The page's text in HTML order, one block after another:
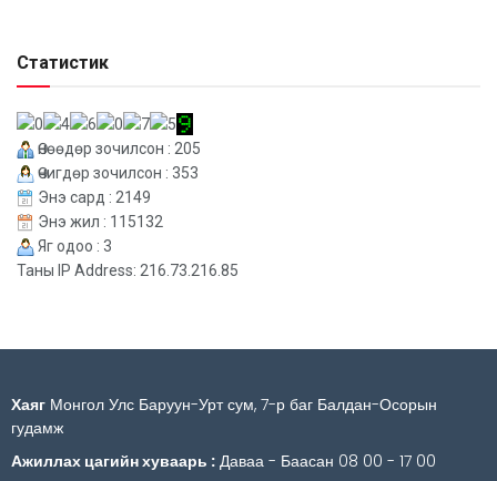
Статистик
Өнөөдөр зочилсон : 205
Өчигдөр зочилсон : 353
Энэ сард : 2149
Энэ жил : 115132
Яг одоо : 3
Таны IP Address: 216.73.216.85
Хаяг Монгол Улс Баруун-Урт сум, 7-р баг Балдан-Осорын
гудамж
Ажиллах цагийн хуваарь : Даваа - Баасан 08 00 - 17 00